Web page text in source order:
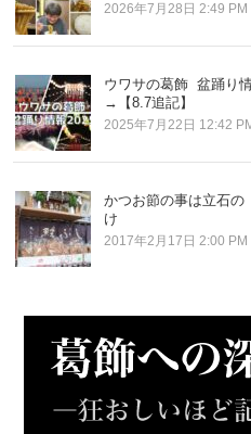
2026年7月28日 2:49 PM
ウワサの葛飾 盆踊り
→【8.7追記】
2025年7月22日 12:42
かつお節の事は立石の
け
2017年2月17日 2:00 PM